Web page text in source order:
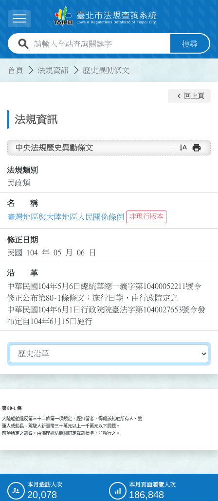
展開選單
全站查詢關鍵字欄位 搜尋
首頁 法規資訊 歷史異動條文
法規資訊
keyboard_arrow_left 回上頁
中央法規歷史異動條文 text_rotate_vertical print
法規類別
民政類
名 稱
臺灣地區與大陸地區人民關係條例
非現行版本
修正日期
民國 104 年 05 月 06 日
沿 革
中華民國104年5月6日總統華總一義字第10400052211號令
修正公布第80-1條條文；施行日期，由行政院定之
中華民國104年6月1日行政院院臺法字第1040027653號令發
布定自104年6月15日施行
切換選擇法規資訊內容
第 80-1 條
大陸船舶違反第三十二條第一項規定，經扣留者，得處該船舶所有人、營
運人或船長、駕駛人新臺幣三十萬元以上一千萬元以下罰鍰。
前項所定之罰鍰，由海岸巡防機關訂定裁罰標準，並執行之。
::: 本月造訪人次
20,078
本月頁面瀏覽人次
186,848